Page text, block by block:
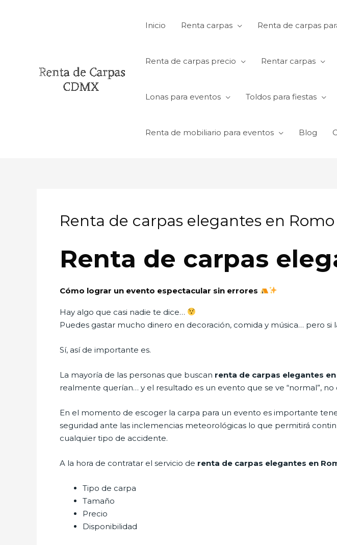
Inicio Renta carpas Renta de carpas
Renta de carpas precio Rentar carpas
Lonas para eventos Toldos para fiestas
Renta de mobiliario para eventos Blog
Renta de carpas elegantes en
Renta de carpas
Cómo lograr un evento espectacular sin errores
Hay algo que casi nadie te dice…
Puedes gastar mucho dinero en decoración, comida y música… pero
Sí, así de importante es.
La mayoría de las personas que buscan renta de carpas elegantes
realmente querían… y el resultado es un evento que se ve “normal”, no
En el momento de escoger la carpa para un evento es importante
seguridad ante las inclemencias meteorológicas lo que permitirá
cualquier tipo de accidente.
A la hora de contratar el servicio de renta de carpas elegantes en
Tipo de carpa
Tamaño
Precio
Disponibilidad